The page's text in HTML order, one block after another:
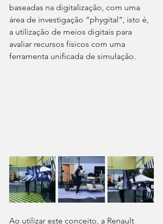
baseadas na digitalização, com uma
área de investigação “phygital”, isto é,
a utilização de meios digitais para
avaliar recursos físicos com uma
ferramenta unificada de simulação.
Ao utilizar este conceito, a Renault